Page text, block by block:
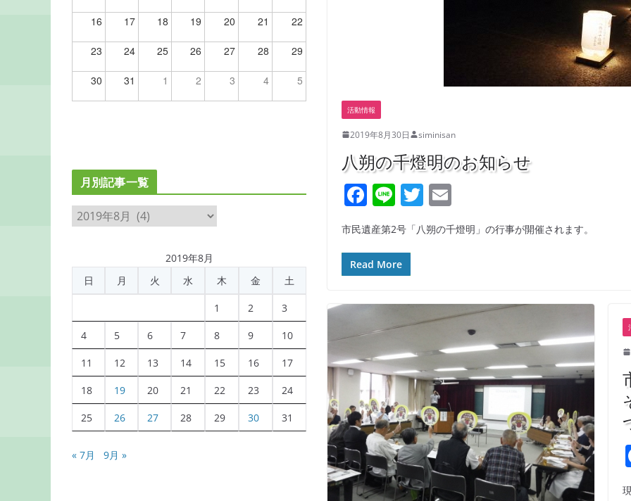
活動情報
2019年8月30日 siminisan
八朔の千燈明のお知らせ
F
a
c
e
b
o
o
k
Li
n
e
T
w
itt
m
ai
市民遺産第2号「八朔の千燈明」の行事が開催されます。
Read More
16 17 18 19 20 21 22
23 24 25 26 27 28 29
30 31 1 2 3 4 5
月別記事一覧
月
事
2019年8月
日
月 火 水 木 金 土
1 2 3
4 5 6 7 8 9 10
11 12 13 14 15 16 17
18 19 20 21 22 23 24
25 26 27 28 29 30 31
« 7月 9月 »